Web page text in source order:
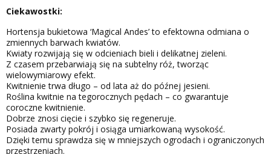
Ciekawostki:
Hortensja bukietowa ‘Magical Andes’ to efektowna odmiana o
zmiennych barwach kwiatów.
Kwiaty rozwijają się w odcieniach bieli i delikatnej zieleni.
Z czasem przebarwiają się na subtelny róż, tworząc
wielowymiarowy efekt.
Kwitnienie trwa długo – od lata aż do późnej jesieni.
Roślina kwitnie na tegorocznych pędach – co gwarantuje
coroczne kwitnienie.
Dobrze znosi cięcie i szybko się regeneruje.
Posiada zwarty pokrój i osiąga umiarkowaną wysokość.
Dzięki temu sprawdza się w mniejszych ogrodach i ograniczonych
przestrzeniach.